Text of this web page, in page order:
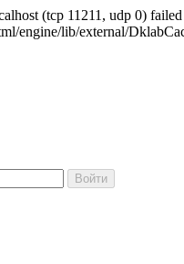
(tcp 11211, udp 0)
engine/lib/external/
Войти